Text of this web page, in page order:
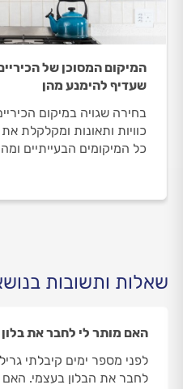
המיקום המסוכן של
שעדיף להימנע מהן
בחירה שגויה במיקום
כוויות ותאונות ומקלקלת
כל המיקומים הבעייתיים
שאלות ותשובות
האם מותר לי לחבר את
לפני מספר ימים קיבלתי
לחבר את הבלון בעצמי.